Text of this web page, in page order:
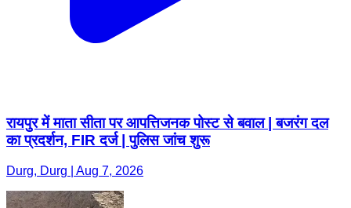
रायपुर में माता सीता पर आपत्तिजनक पोस्ट से बवाल | बजरंग दल
का प्रदर्शन, FIR दर्ज | पुलिस जांच शुरू
Durg, Durg | Aug 7, 2026